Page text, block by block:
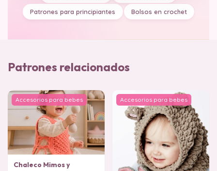
Patrones para principiantes Bolsos en crochet
Patrones relacionados
Accesorios para bebes
Chaleco Mimos y
Accesorios para bebes